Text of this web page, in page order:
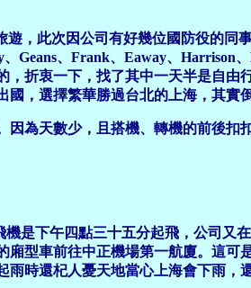
，此次因公司有好幾位國防役的
Geans、Frank、Eaway、Harrison
折衷一下，找了其中一天半是自
，選擇繁華勝過台北的上海，其實
為天數少，且搭機、轉機的前後扣
是下午四點三十五分起飛，公司
型車前往中正機場第一航廈。這
時還杞人憂天地當心上海會下雨，